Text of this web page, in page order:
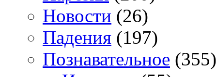
Новости (26)
Падения (197)
Познавательное (355)